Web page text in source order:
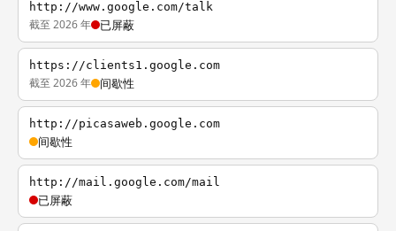
http://www.google.com/talk
截至 2026 年 已屏蔽
https://clients1.google.com
截至 2026 年 间歇性
http://picasaweb.google.com
间歇性
http://mail.google.com/mail
已屏蔽